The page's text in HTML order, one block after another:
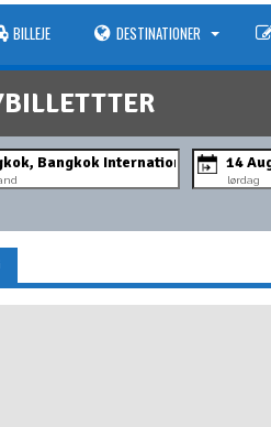
BILLEJE DESTINATIONER
lørdag